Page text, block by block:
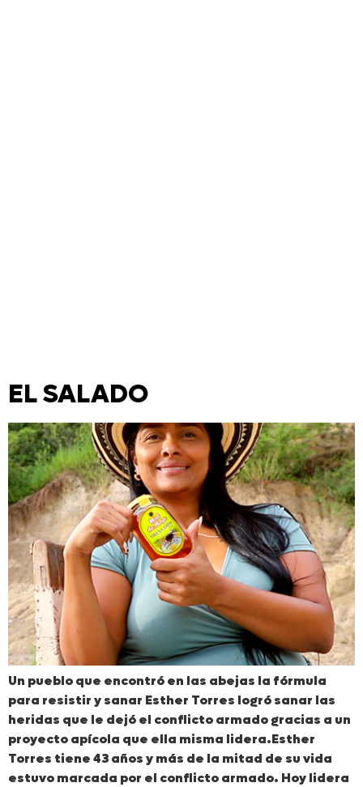
EL SALADO
Un pueblo que encontró en las abejas la fórmula
para resistir y sanar Esther Torres logró sanar las
heridas que le dejó el conflicto armado gracias a un
proyecto apícola que ella misma lidera.Esther
Torres tiene 43 años y más de la mitad de su vida
estuvo marcada por el conflicto armado. Hoy lidera